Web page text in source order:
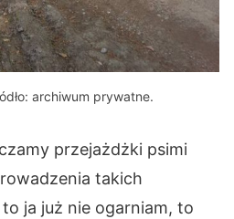
archiwum prywatne.
przejażdżki psimi
takich
ja już nie ogarniam, to